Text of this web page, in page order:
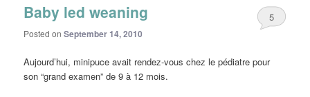
Baby led weaning
Posted onSeptember 14, 2010
5
Aujourd’hui, minipuce avait rendez-vous chez le pédiatre pour
son “grand examen” de 9 à 12 mois.